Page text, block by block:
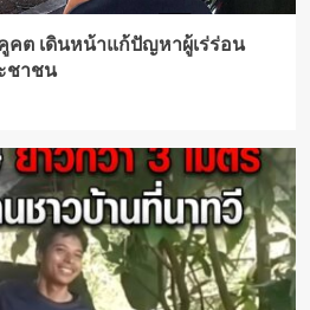
คต เดินหน้าแก้ปัญหาผู้เร่ร่อน
ชาชน